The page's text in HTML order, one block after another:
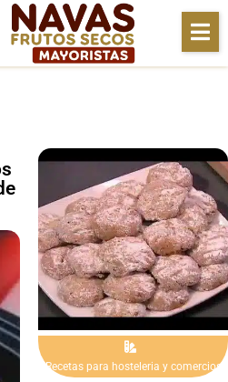
Recetas para hosteleria y comercios